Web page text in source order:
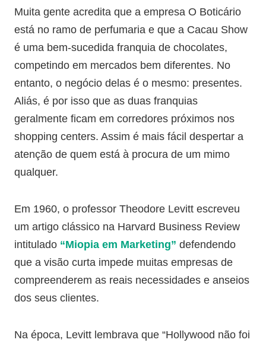
Muita gente acredita que a empresa O Boticário
está no ramo de perfumaria e que a Cacau Show
é uma bem-sucedida franquia de chocolates,
competindo em mercados bem diferentes. No
entanto, o negócio delas é o mesmo: presentes.
Aliás, é por isso que as duas franquias
geralmente ficam em corredores próximos nos
shopping centers. Assim é mais fácil despertar a
atenção de quem está à procura de um mimo
qualquer.
Em 1960, o professor Theodore Levitt escreveu
um artigo clássico na Harvard Business Review
intitulado “Miopia em Marketing” defendendo
que a visão curta impede muitas empresas de
compreenderem as reais necessidades e anseios
dos seus clientes.
Na época, Levitt lembrava que “Hollywood não foi